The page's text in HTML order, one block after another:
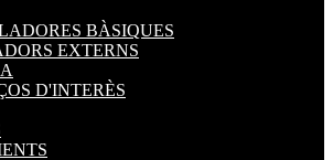
BÀSIQUES
EXTERNS
D'INTERÈS